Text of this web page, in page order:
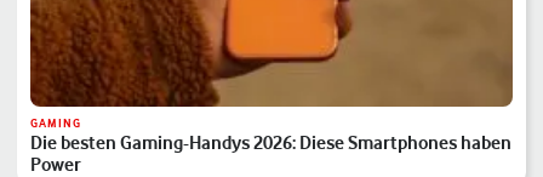
GAMING
Die besten Gaming-Handys 2026: Diese Smartphones haben
Power